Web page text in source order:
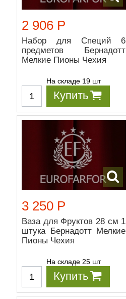
2 906 Р
Набор для Специй 6
предметов Бернадотт
Мелкие Пионы Чехия
На складе 19 шт
Купить
3 250 Р
Ваза для Фруктов 28 см 1
штука Бернадотт Мелкие
Пионы Чехия
На складе 25 шт
Купить